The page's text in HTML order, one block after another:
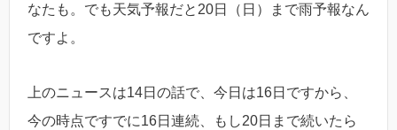
なたも。でも天気予報だと20日（日）まで雨予報なん
ですよ。
上のニュースは14日の話で、今日は16日ですから、
今の時点ですでに16日連続、もし20日まで続いたら